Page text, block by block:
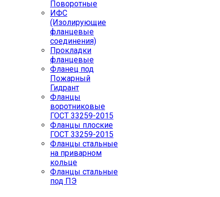
Поворотные
ИФС
(Изолирующие
фланцевые
соединения)
Прокладки
фланцевые
Фланец под
Пожарный
Гидрант
Фланцы
воротниковые
ГОСТ 33259-2015
Фланцы плоские
ГОСТ 33259-2015
Фланцы стальные
на приварном
кольце
Фланцы стальные
под ПЭ